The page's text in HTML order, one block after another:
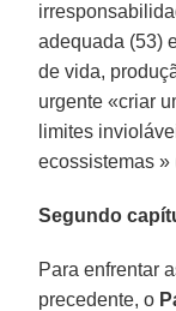
adequada (53)
de vida,
urgente «criar
limites
ecossistemas »
Segundo
Para enfrentar
precedente, o